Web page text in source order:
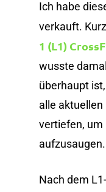
Ich habe
verkauft.
1 (L1)
wusste
überhaupt
alle
vertiefen, um
aufzusaugen.
Nach dem